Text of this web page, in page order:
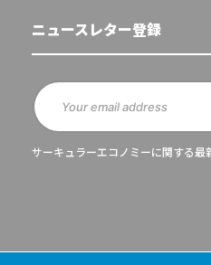
ニュースレター登録
サーキュラーエコノミーに関する最